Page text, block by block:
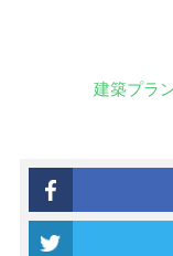
建築プラ